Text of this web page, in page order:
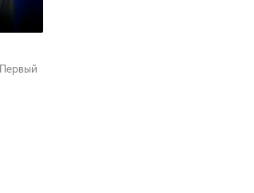
Первый